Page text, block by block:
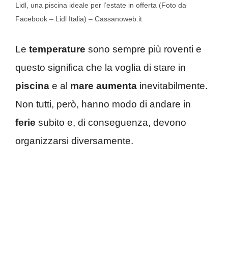
Lidl, una piscina ideale per l’estate in offerta (Foto da
Facebook – Lidl Italia) – Cassanoweb.it
Le temperature sono sempre più roventi e
questo significa che la voglia di stare in
piscina e al mare aumenta inevitabilmente.
Non tutti, però, hanno modo di andare in
ferie subito e, di conseguenza, devono
organizzarsi diversamente.